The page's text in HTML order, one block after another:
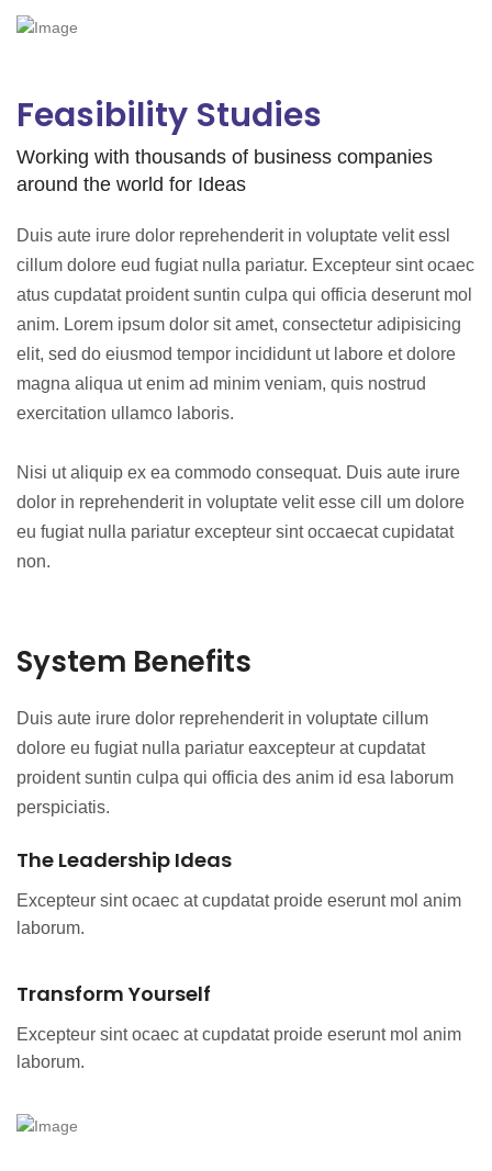
Feasibility Studies
Working with thousands of business companies
around the world for Ideas
Duis aute irure dolor reprehenderit in voluptate velit essl
cillum dolore eud fugiat nulla pariatur. Excepteur sint ocaec
atus cupdatat proident suntin culpa qui officia deserunt mol
anim. Lorem ipsum dolor sit amet, consectetur adipisicing
elit, sed do eiusmod tempor incididunt ut labore et dolore
magna aliqua ut enim ad minim veniam, quis nostrud
exercitation ullamco laboris.
Nisi ut aliquip ex ea commodo consequat. Duis aute irure
dolor in reprehenderit in voluptate velit esse cill um dolore
eu fugiat nulla pariatur excepteur sint occaecat cupidatat
non.
System Benefits
Duis aute irure dolor reprehenderit in voluptate cillum
dolore eu fugiat nulla pariatur eaxcepteur at cupdatat
proident suntin culpa qui officia des anim id esa laborum
perspiciatis.
The Leadership Ideas
Excepteur sint ocaec at cupdatat proide eserunt mol anim
laborum.
Transform Yourself
Excepteur sint ocaec at cupdatat proide eserunt mol anim
laborum.